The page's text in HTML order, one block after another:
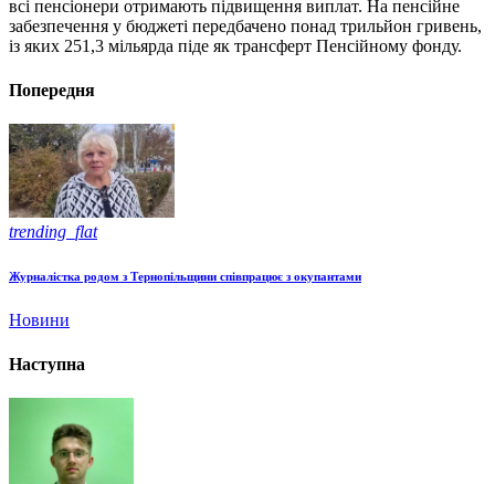
всі пенсіонери отримають підвищення виплат. На пенсійне
забезпечення у бюджеті передбачено понад трильйон гривень,
із яких 251,3 мільярда піде як трансферт Пенсійному фонду.
Попередня
trending_flat
Журналістка родом з Тернопільщини співпрацює з окупантами
Новини
Наступна